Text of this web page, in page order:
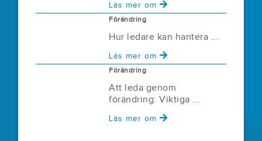
Läs mer om
Förändring
Hur ledare kan hantera ...
Läs mer om
Förändring
Att leda genom
förändring: Viktiga ...
Läs mer om